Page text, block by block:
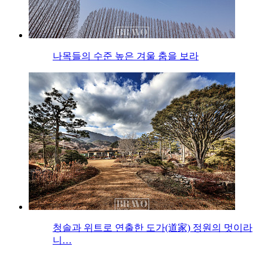
나목들의 수준 높은 겨울 춤을 보라
청솔과 위트로 연출한 도가(道家) 정원의 멋이라
니…